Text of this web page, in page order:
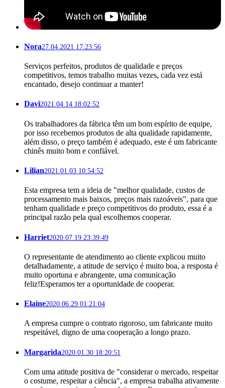
Nora27.04.2021 17:23:56
Serviços perfeitos, produtos de qualidade e preços
competitivos, temos trabalho muitas vezes, cada vez está
encantado, desejo continuar a manter!
Davi2021.04.14 18:02:52
Os trabalhadores da fábrica têm um bom espírito de equipe,
por isso recebemos produtos de alta qualidade rapidamente,
além disso, o preço também é adequado, este é um fabricante
chinês muito bom e confiável.
Lilian2021.01.03 10:54:52
Esta empresa tem a ideia de "melhor qualidade, custos de
processamento mais baixos, preços mais razoáveis", para que
tenham qualidade e preço competitivos do produto, essa é a
principal razão pela qual escolhemos cooperar.
Harriet2020.07.19 23:39:49
O representante de atendimento ao cliente explicou muito
detalhadamente, a atitude de serviço é muito boa, a resposta é
muito oportuna e abrangente, uma comunicação
feliz!Esperamos ter a oportunidade de cooperar.
Elaine2020.06.29 01:21:04
A empresa cumpre o contrato rigoroso, um fabricante muito
respeitável, digno de uma cooperação a longo prazo.
Margarida2020.01.30 18:20:51
Com uma atitude positiva de "considerar o mercado, respeitar
o costume, respeitar a ciência", a empresa trabalha ativamente